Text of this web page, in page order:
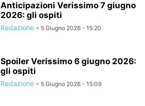
Anticipazioni Verissimo 7 giugno
2026: gli ospiti
Redazione - 5 Giugno 2026 - 15:20
Spoiler Verissimo 6 giugno 2026:
gli ospiti
Redazione - 5 Giugno 2026 - 15:09